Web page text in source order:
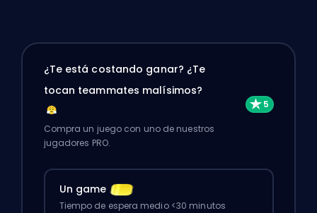
¿Te está costando ganar? ¿Te
tocan teammates malísimos?
Compra un juego con uno de nuestros
jugadores PRO.
Un game
Tiempo de espera medio <30 minutos